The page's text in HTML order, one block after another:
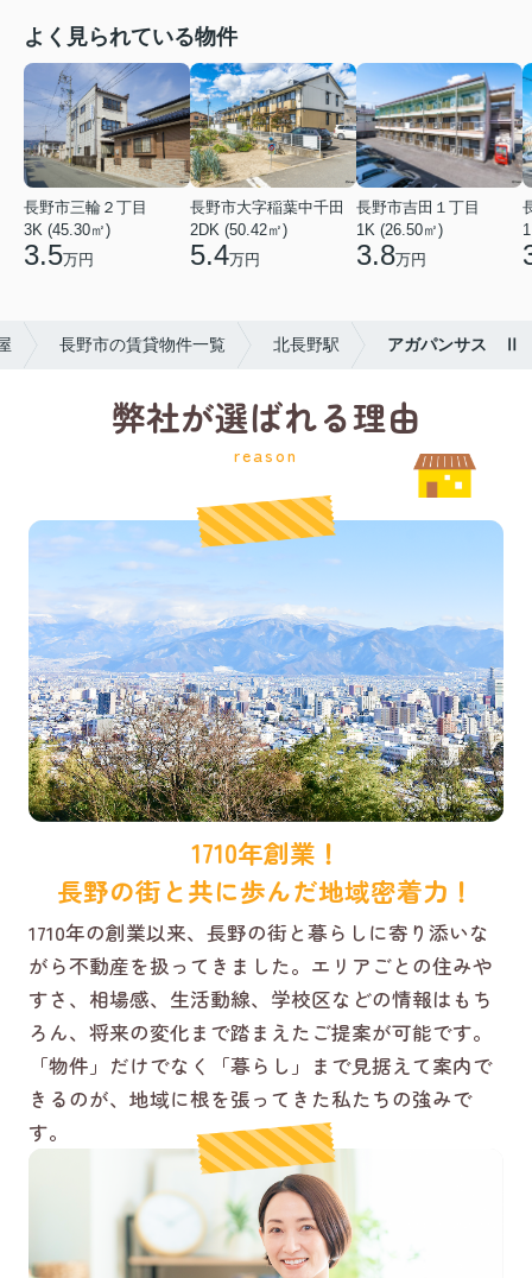
よく見られている物件
長野市三輪２丁目
3K (45.30㎡)
3.5万円
長野市大字稲葉中千田
2DK (50.42㎡)
5.4万円
長野市吉田１丁目
1K (26.50㎡)
3.8万円
長野市の賃貸物件一覧 北長野駅 アガパンサス Ⅱ
弊社が選ばれる理由
reason
1710年創業！
長野の街と共に歩んだ地域密着力！
1710年の創業以来、長野の街と暮らしに寄り添いな
がら不動産を扱ってきました。エリアごとの住みや
すさ、相場感、生活動線、学校区などの情報はもち
ろん、将来の変化まで踏まえたご提案が可能です。
「物件」だけでなく「暮らし」まで見据えて案内で
きるのが、地域に根を張ってきた私たちの強みで
す。